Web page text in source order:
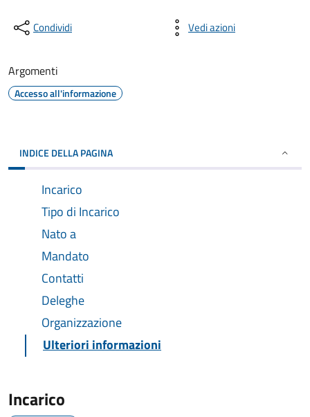
Condividi Vedi azioni
Argomenti
Accesso all'informazione
INDICE DELLA PAGINA
Incarico
Tipo di Incarico
Nato a
Mandato
Contatti
Deleghe
Organizzazione
Ulteriori informazioni
Incarico